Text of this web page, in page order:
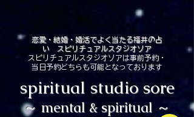
恋愛・結婚・婚活でよく当たる福井の占
い スピリチュアルスタジオソア
スピリチュアルスタジオソアは事前予約・
当日予約どちらも可能となっております
spiritual studio sore
～ mental & spiritual ～